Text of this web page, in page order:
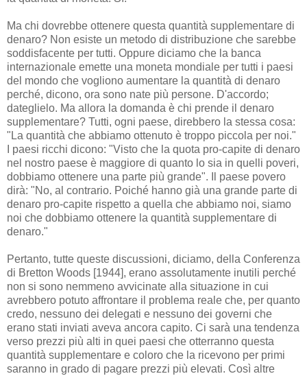
Ma chi dovrebbe ottenere questa quantità supplementare di
denaro? Non esiste un metodo di distribuzione che sarebbe
soddisfacente per tutti. Oppure diciamo che la banca
internazionale emette una moneta mondiale per tutti i paesi
del mondo che vogliono aumentare la quantità di denaro
perché, dicono, ora sono nate più persone. D'accordo;
dateglielo. Ma allora la domanda è chi prende il denaro
supplementare? Tutti, ogni paese, direbbero la stessa cosa:
"La quantità che abbiamo ottenuto è troppo piccola per noi."
I paesi ricchi dicono: "Visto che la quota pro-capite di denaro
nel nostro paese è maggiore di quanto lo sia in quelli poveri,
dobbiamo ottenere una parte più grande". Il paese povero
dirà: "No, al contrario. Poiché hanno già una grande parte di
denaro pro-capite rispetto a quella che abbiamo noi, siamo
noi che dobbiamo ottenere la quantità supplementare di
denaro."
Pertanto, tutte queste discussioni, diciamo, della Conferenza
di Bretton Woods [1944], erano assolutamente inutili perché
non si sono nemmeno avvicinate alla situazione in cui
avrebbero potuto affrontare il problema reale che, per quanto
credo, nessuno dei delegati e nessuno dei governi che
erano stati inviati aveva ancora capito. Ci sarà una tendenza
verso prezzi più alti in quei paesi che otterranno questa
quantità supplementare e coloro che la ricevono per primi
saranno in grado di pagare prezzi più elevati. Così altre